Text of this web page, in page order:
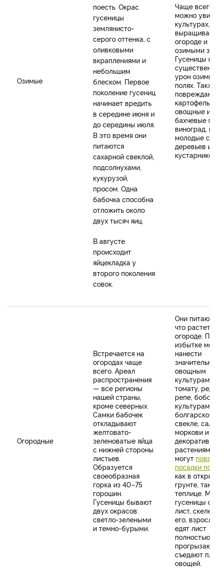
Озимые
поесть. Окрас
гусеницы
землянисто-
серого оттенка, с
оливковыми
вкраплениями и
небольшим
блеском. Первое
поколение гусениц
начинает вредить
в середине июня и
до середины июля.
В это время они
питаются
сахарной свеклой,
подсолнухами,
кукурузой,
просом. Одна
бабочка способна
отложить около
двух тысяч яиц.
В августе
происходит
яйцекладка у
второго поколения
совок.
Чаще всего
можно
культурах,
огороде и
озимыми
Гусеницы
урон
полях.
повреждают
картофель,
овощные и
бахчевые
виноград,
молодые
деревьев и
Огородные
Встречается на
огородах чаще
всего. Ареал
распространения
— все регионы
нашей страны,
кроме северных.
Самки бабочек
откладывают
желтовато-
зеленоватые яйца
с нижней стороны
листьев.
Образуется
своеобразная
горка из 40–75
горошин.
Гусеницы бывают
двух окрасов:
светло-зелеными
и темно-бурыми.
Они
что растет
огороде.
избытке
нанести
овощным
культурам:
томату,
репе,
культурам,
свекле,
моркови и
растениям.
могут
посадки
как в
грунте, так
теплице.
гусеницы
лист,
его,
едят лист
полностью,
прогрызают
съедают
овощей.